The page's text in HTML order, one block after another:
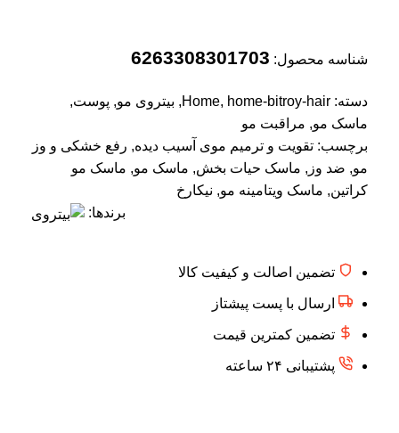
شناسه محصول: 6263308301703
دسته: Home, home-bitroy-hair
, بیتروی مو, پوست,
ماسک مو, مراقبت مو
برچسب: تقویت و ترمیم موی آسیب دیده, رفع خشکی و وز
مو, ضد وز , ماسک حیات بخش, ماسک مو, ماسک مو
کراتین, ماسک ویتامینه مو, نیکارخ
برندها:
تضمین اصالت و کیفیت کالا
ارسال با پست پیشتاز
تضمین کمترین قیمت
پشتیبانی ۲۴ ساعته